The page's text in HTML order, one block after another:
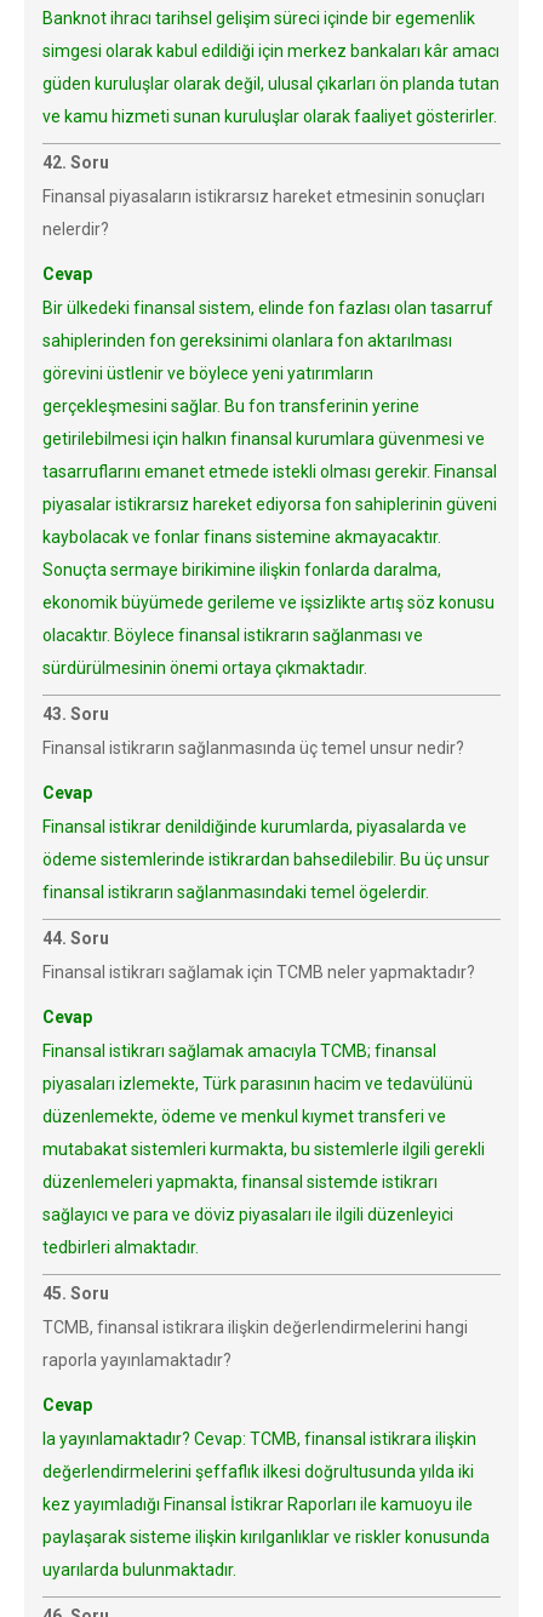
Banknot ihracı tarihsel gelişim süreci içinde bir egemenlik
simgesi olarak kabul edildiği için merkez bankaları kâr amacı
güden kuruluşlar olarak değil, ulusal çıkarları ön planda tutan
ve kamu hizmeti sunan kuruluşlar olarak faaliyet gösterirler.
42. Soru
Finansal piyasaların istikrarsız hareket etmesinin sonuçları
nelerdir?
Cevap
Bir ülkedeki finansal sistem, elinde fon fazlası olan tasarruf
sahiplerinden fon gereksinimi olanlara fon aktarılması
görevini üstlenir ve böylece yeni yatırımların
gerçekleşmesini sağlar. Bu fon transferinin yerine
getirilebilmesi için halkın finansal kurumlara güvenmesi ve
tasarruflarını emanet etmede istekli olması gerekir. Finansal
piyasalar istikrarsız hareket ediyorsa fon sahiplerinin güveni
kaybolacak ve fonlar finans sistemine akmayacaktır.
Sonuçta sermaye birikimine ilişkin fonlarda daralma,
ekonomik büyümede gerileme ve işsizlikte artış söz konusu
olacaktır. Böylece finansal istikrarın sağlanması ve
sürdürülmesinin önemi ortaya çıkmaktadır.
43. Soru
Finansal istikrarın sağlanmasında üç temel unsur nedir?
Cevap
Finansal istikrar denildiğinde kurumlarda, piyasalarda ve
ödeme sistemlerinde istikrardan bahsedilebilir. Bu üç unsur
finansal istikrarın sağlanmasındaki temel ögelerdir.
44. Soru
Finansal istikrarı sağlamak için TCMB neler yapmaktadır?
Cevap
Finansal istikrarı sağlamak amacıyla TCMB; finansal
piyasaları izlemekte, Türk parasının hacim ve tedavülünü
düzenlemekte, ödeme ve menkul kıymet transferi ve
mutabakat sistemleri kurmakta, bu sistemlerle ilgili gerekli
düzenlemeleri yapmakta, finansal sistemde istikrarı
sağlayıcı ve para ve döviz piyasaları ile ilgili düzenleyici
tedbirleri almaktadır.
45. Soru
TCMB, finansal istikrara ilişkin değerlendirmelerini hangi
raporla yayınlamaktadır?
Cevap
la yayınlamaktadır? Cevap: TCMB, finansal istikrara ilişkin
değerlendirmelerini şeffaflık ilkesi doğrultusunda yılda iki
kez yayımladığı Finansal İstikrar Raporları ile kamuoyu ile
paylaşarak sisteme ilişkin kırılganlıklar ve riskler konusunda
uyarılarda bulunmaktadır.